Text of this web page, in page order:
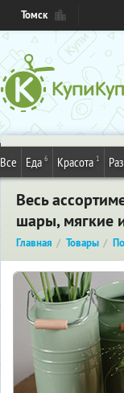
Томск
Все Еда 6 Красота 1
Весь
шары, мягкие
Главная Товары